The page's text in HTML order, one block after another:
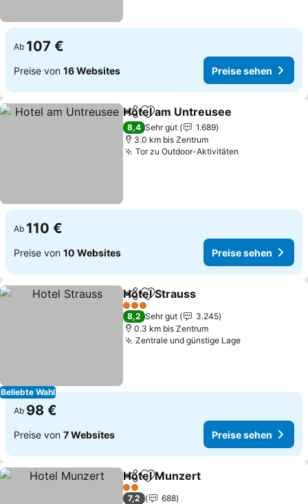
Ab 107 €
Preise von 16 Websites Preise sehen
TeilenZu Favoriten hinzufügen
Hotel am Untreusee
8,4 Sehr gut
1.689
3.0 km bis Zentrum
Tor zu Outdoor-Aktivitäten
Ab 110 €
Preise von 10 Websites Preise sehen
Beliebte Wahl
TeilenZu Favoriten hinzufügen
Hotel Strauss
3 Sterne
8,2 Sehr gut
3.245
0.3 km bis Zentrum
Zentrale und günstige Lage
Ab 98 €
Preise von 7 Websites Preise sehen
TeilenZu Favoriten hinzufügen
Hotel Munzert
2 Sterne
7,2
688